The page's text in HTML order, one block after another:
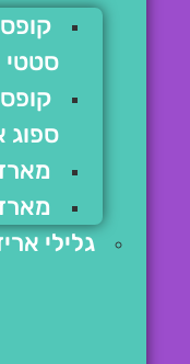
סטטי
ספוג
גלילי